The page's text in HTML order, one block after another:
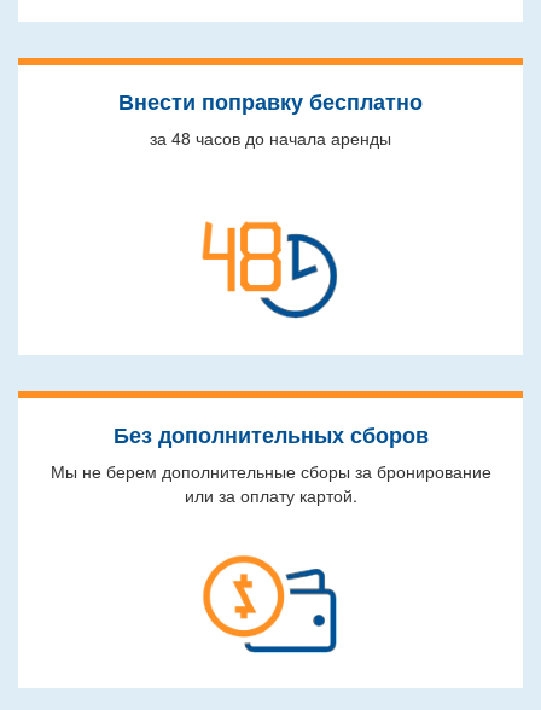
Внести поправку бесплатно
за 48 часов до начала аренды
Без дополнительных сборов
Мы не берем дополнительные сборы за бронирование
или за оплату картой.